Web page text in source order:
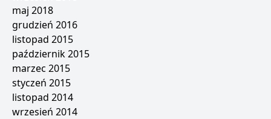
maj 2018
grudzień 2016
listopad 2015
październik 2015
marzec 2015
styczeń 2015
listopad 2014
wrzesień 2014